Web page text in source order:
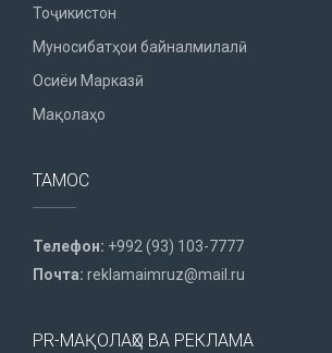
Тоҷикистон
Муносибатҳои байналмилалӣ
Осиёи Марказӣ
Мақолаҳо
ТАМОС
Телефон: +992 (93) 103-7777
Почта: reklamaimruz@mail.ru
PR-МАҚОЛАҲО ВА РЕКЛАМА